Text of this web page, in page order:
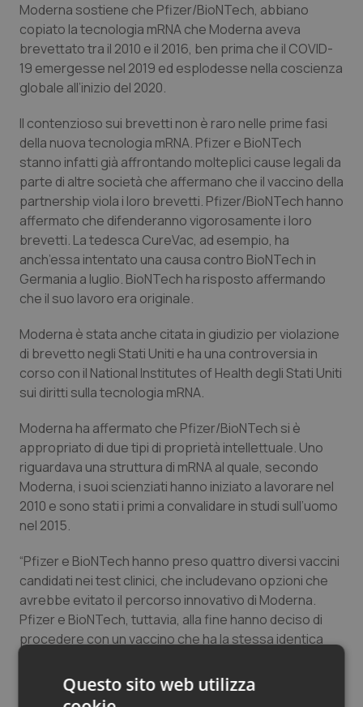
Veneto
Oncoematologia
Oncologia & Nutrizione
Quotidiano Cardiologia
Quotidiano Chirurgia
Quotidiano Oncologia
Quotidiano Pediatria
Salute orale & impianti
Sangue & coagulazione
Tiroide
Tumore al seno
Tumore ovarico
Tumori del Polmone & Testa Collo
Tumori gastrointestinali
Vaccini
Moderna sostiene che Pfizer/BioNTech, abbiano
copiato la tecnologia mRNA che Moderna aveva
brevettato tra il 2010 e il 2016, ben prima che il COVID-
19 emergesse nel 2019 ed esplodesse nella coscienza
globale all’inizio del 2020.
Il contenzioso sui brevetti non è raro nelle prime fasi
della nuova tecnologia mRNA. Pfizer e BioNTech
stanno infatti già affrontando molteplici cause legali da
parte di altre società che affermano che il vaccino della
partnership viola i loro brevetti. Pfizer/BioNTech hanno
affermato che difenderanno vigorosamente i loro
brevetti. La tedesca CureVac, ad esempio, ha
anch’essa intentato una causa contro BioNTech in
Germania a luglio. BioNTech ha risposto affermando
che il suo lavoro era originale.
Moderna è stata anche citata in giudizio per violazione
di brevetto negli Stati Uniti e ha una controversia in
corso con il National Institutes of Health degli Stati Uniti
sui diritti sulla tecnologia mRNA.
Moderna ha affermato che Pfizer/BioNTech si è
appropriato di due tipi di proprietà intellettuale. Uno
riguardava una struttura di mRNA al quale, secondo
Moderna, i suoi scienziati hanno iniziato a lavorare nel
2010 e sono stati i primi a convalidare in studi sull’uomo
nel 2015.
“Pfizer e BioNTech hanno preso quattro diversi vaccini
candidati nei test clinici, che includevano opzioni che
avrebbe evitato il percorso innovativo di Moderna.
Pfizer e BioNTech, tuttavia, alla fine hanno deciso di
procedere con un vaccino che ha la stessa identica
affermato Moderna in una nota stampa.
Questo sito web utilizza